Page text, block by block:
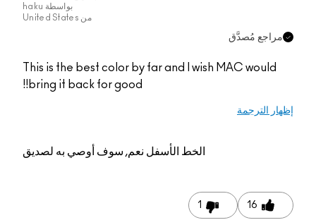
بواسطة haku
من United States
مراجع مُصدَّق
This is the best color by far and I wish MAC would
bring it back for good!!
إظهار الترجمة
الخط الأسفلنعم, سوف أوصي به لصديق
16
1